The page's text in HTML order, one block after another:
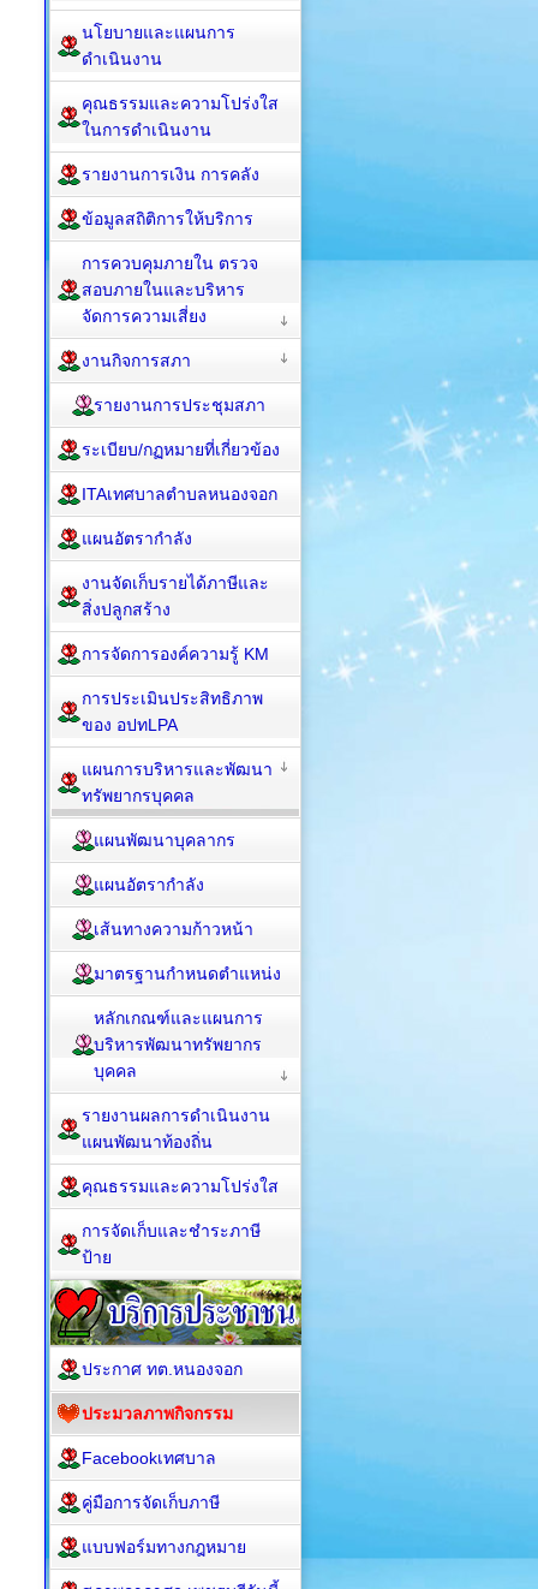
นโยบายและแผนการ
ดำเนินงาน
คุณธรรมและความโปร่งใส
ในการดำเนินงาน
รายงานการเงิน การคลัง
ข้อมูลสถิติการให้บริการ
การควบคุมภายใน ตรวจ
สอบภายในและบริหาร
จัดการความเสี่ยง
งานกิจการสภา
รายงานการประชุมสภา
ระเบียบ/กฏหมายที่เกี่ยวข้อง
ITAเทศบาลตำบลหนองจอก
แผนอัตรากำลัง
งานจัดเก็บรายได้ภาษีและ
สิ่งปลูกสร้าง
การจัดการองค์ความรู้ KM
การประเมินประสิทธิภาพ
ของ อปทLPA
แผนการบริหารและพัฒนา
ทรัพยากรบุคคล
แผนพัฒนาบุคลากร
แผนอัตรากำลัง
เส้นทางความก้าวหน้า
มาตรฐานกำหนดตำแหน่ง
หลักเกณฑ์และแผนการ
บริหารพัฒนาทรัพยากร
บุคคล
รายงานผลการดำเนินงาน
แผนพัฒนาท้องถิ่น
คุณธรรมและความโปร่งใส
การจัดเก็บและชำระภาษี
ป้าย
ประกาศ ทต.หนองจอก
ประมวลภาพกิจกรรม
Facebookเทศบาล
คู่มือการจัดเก็บภาษี
แบบฟอร์มทางกฎหมาย